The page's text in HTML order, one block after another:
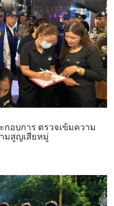
กอบการ ตรวจเข้มความ
มสูญเสียหมู่